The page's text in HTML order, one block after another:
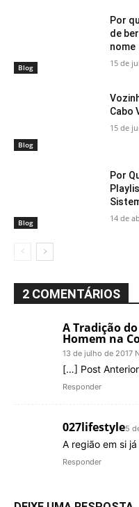
Blog
Por
de
nome
15 de
Blog
Cabo
15 de
Blog
Por
14 de
2 COMENTÁRIOS
A Tradição
Homem na
13 de julho de 2017
[…] Post
Responder
027lifestyle5
A região em si
Responder